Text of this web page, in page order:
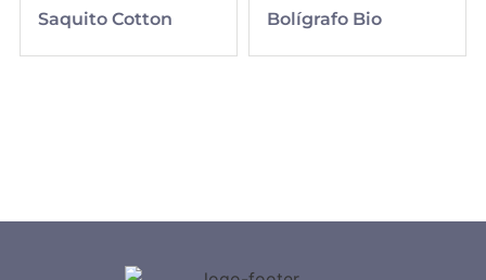
Saquito Cotton Bolígrafo Bio